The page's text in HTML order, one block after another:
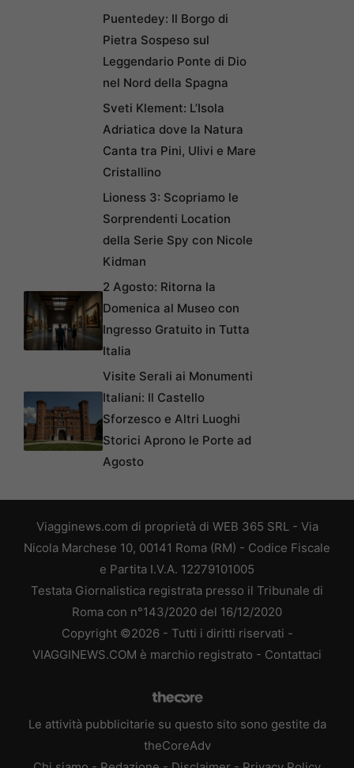
Puentedey: Il Borgo di
Pietra Sospeso sul
Leggendario Ponte di Dio
nel Nord della Spagna
Sveti Klement: L’Isola
Adriatica dove la Natura
Canta tra Pini, Ulivi e Mare
Cristallino
Lioness 3: Scopriamo le
Sorprendenti Location
della Serie Spy con Nicole
Kidman
2 Agosto: Ritorna la
Domenica al Museo con
Ingresso Gratuito in Tutta
Italia
Visite Serali ai Monumenti
Italiani: Il Castello
Sforzesco e Altri Luoghi
Storici Aprono le Porte ad
Agosto
Viagginews.com di proprietà di WEB 365 SRL - Via
Nicola Marchese 10, 00141 Roma (RM) - Codice Fiscale
e Partita I.V.A. 12279101005
Testata Giornalistica registrata presso il Tribunale di
Roma con n°143/2020 del 16/12/2020
Copyright ©2026 - Tutti i diritti riservati -
VIAGGINEWS.COM è marchio registrato - Contattaci
Le attività pubblicitarie su questo sito sono gestite da
theCoreAdv